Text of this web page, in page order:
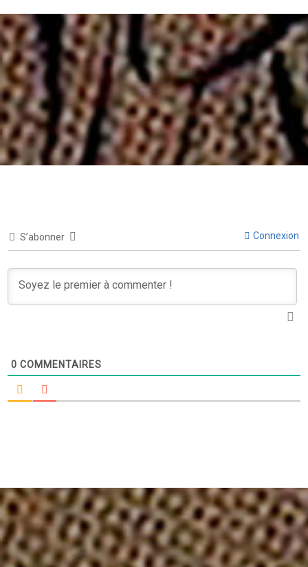
S’abonner Connexion
0 COMMENTAIRES